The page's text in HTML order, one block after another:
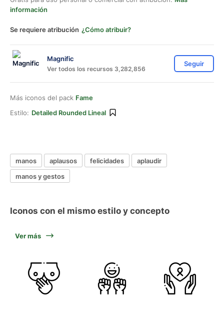
información
Se requiere atribución ¿Cómo atribuir?
Magnific
Ver todos los recursos 3,282,856
Seguir
Más iconos del pack Fame
Estilo: Detailed Rounded Lineal
manos aplausos felicidades
aplaudir
manos y gestos
Iconos con el mismo estilo y concepto
Ver más